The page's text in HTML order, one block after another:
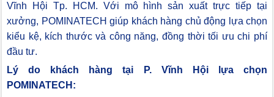
Vĩnh Hội Tp. HCM. Với mô hình sản xuất trực tiếp tại
xưởng, POMINATECH giúp khách hàng chủ động lựa chọn
kiểu kệ, kích thước và công năng, đồng thời tối ưu chi phí
đầu tư.
Lý do khách hàng tại P. Vĩnh Hội lựa chọn
POMINATECH: